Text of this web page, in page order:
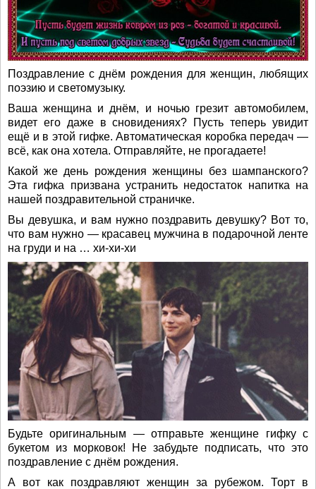
Поздравление с днём рождения для женщин, любящих
поэзию и светомузыку.
Ваша женщина и днём, и ночью грезит автомобилем,
видет его даже в сновидениях? Пусть теперь увидит
ещё и в этой гифке. Автоматическая коробка передач —
всё, как она хотела. Отправляйте, не прогадаете!
Какой же день рождения женщины без шампанского?
Эта гифка призвана устранить недостаток напитка на
нашей поздравительной страничке.
Вы девушка, и вам нужно поздравить девушку? Вот то,
что вам нужно — красавец мужчина в подарочной ленте
на груди и на … хи-хи-хи
Будьте оригинальным — отправьте женщине гифку с
букетом из морковок! Не забудьте подписать, что это
поздравление с днём рождения.
А вот как поздравляют женщин за рубежом. Торт в